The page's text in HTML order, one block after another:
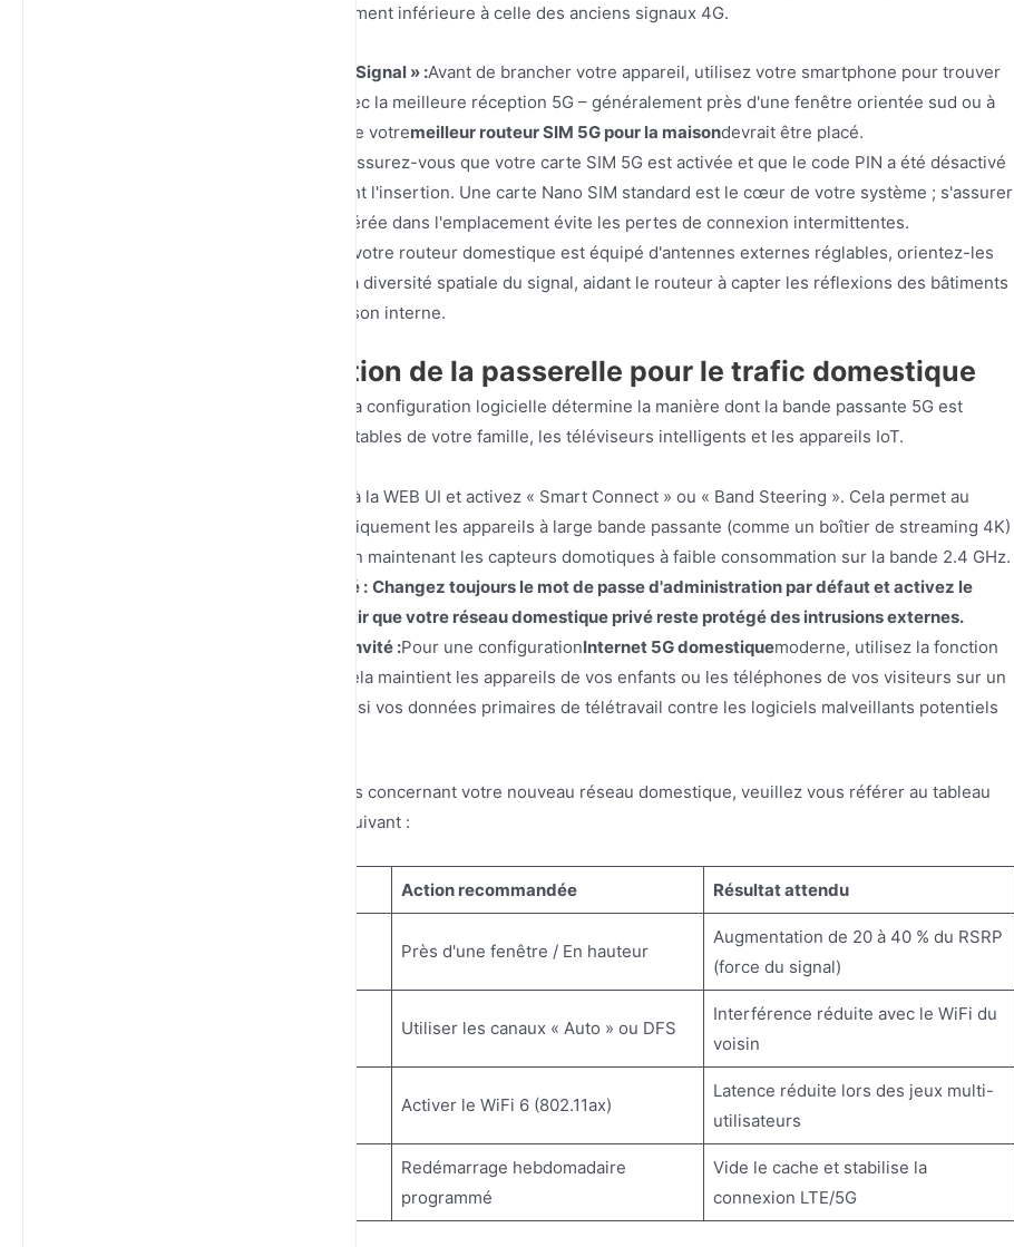
pénétrer les murs épais est légèrement inférieure à celle des anciens signaux 4G.
Localisez la « Passerelle de Signal » :Avant de brancher votre appareil, utilisez votre smartphone pour trouver
la zone de votre domicile avec la meilleure réception 5G – généralement près d'une fenêtre orientée sud ou à
l'étage supérieur. C'est là que votremeilleur routeur SIM 5G pour la maisondevrait être placé.
Assurez-vous que votre carte SIM 5G est activée et que le code PIN a été désactivé
via un téléphone mobile avant l'insertion. Une carte Nano SIM standard est le cœur de votre système ; s'assurer
qu'elle est correctement insérée dans l'emplacement évite les pertes de connexion intermittentes.
Si votre routeur domestique est équipé d'antennes externes réglables, orientez-les
en éventail. Cela maximise la diversité spatiale du signal, aidant le routeur à capter les réflexions des bâtiments
voisins pour renforcer la liaison interne.
Phase 2 : Configuration de la passerelle pour le trafic domestique
Une fois le matériel sous tension, la configuration logicielle détermine la manière dont la bande passante 5G est
partagée entre les ordinateurs portables de votre famille, les téléviseurs intelligents et les appareils IoT.
Accédez à la WEB UI et activez « Smart Connect » ou « Band Steering ». Cela permet au
routeur de déplacer automatiquement les appareils à large bande passante (comme un boîtier de streaming 4K)
vers la bande 5.0 GHz tout en maintenant les capteurs domotiques à faible consommation sur la bande 2.4 GHz.
Renforcement de la sécurité : Changez toujours le mot de passe d'administration par défaut et activez le
cryptage WPA3 pour garantir que votre réseau domestique privé reste protégé des intrusions externes.
Contrôle parental et accès invité :Pour une configurationInternet 5G domestiquemoderne, utilisez la fonction
de réseau invité intégrée. Cela maintient les appareils de vos enfants ou les téléphones de vos visiteurs sur un
VLAN séparé, protégeant ainsi vos données primaires de télétravail contre les logiciels malveillants potentiels
Pour vous aider à gérer les attentes concernant votre nouveau réseau domestique, veuillez vous référer au tableau
d'optimisation des performances suivant :
Action recommandée Résultat attendu
Près d'une fenêtre / En hauteur
Augmentation de 20 à 40 % du RSRP
(force du signal)
Utiliser les canaux « Auto » ou DFS
Interférence réduite avec le WiFi du
voisin
Activer le WiFi 6 (802.11ax)
Latence réduite lors des jeux multi-
utilisateurs
Redémarrage hebdomadaire
programmé
Vide le cache et stabilise la
connexion LTE/5G